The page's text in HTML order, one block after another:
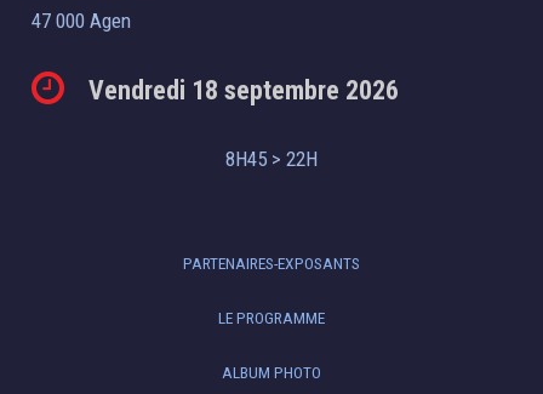
47 000 Agen
Vendredi 18 septembre 2026
8H45 > 22H
PARTENAIRES-EXPOSANTS
LE PROGRAMME
ALBUM PHOTO